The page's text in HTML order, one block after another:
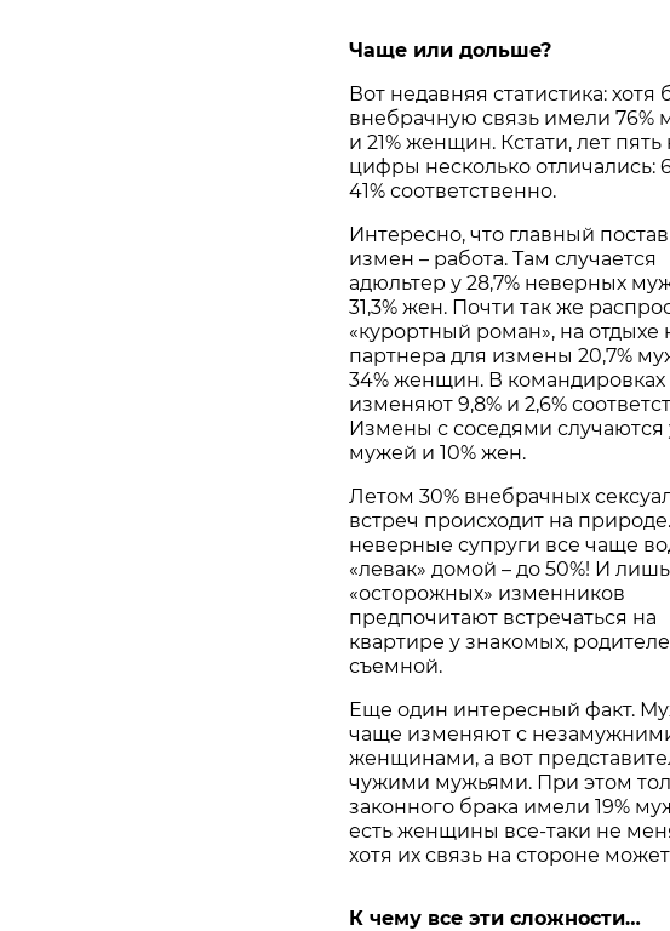
Чаще или дольше?
Вот недавняя статистика: хотя
внебрачную связь имели 76%
и 21% женщин. Кстати, лет пять
цифры несколько отличались:
41% соответственно.
Интересно, что главный
измен – работа. Там случается
адюльтер у 28,7% неверных
31,3% жен. Почти так же
«курортный роман», на отдыхе
партнера для измены 20,7%
34% женщин. В командировках
изменяют 9,8% и 2,6%
Измены с соседями случаются
мужей и 10% жен.
Летом 30% внебрачных
встреч происходит на
неверные супруги все чаще
«левак» домой – до 50%! И
«осторожных» изменников
предпочитают встречаться на
квартире у знакомых,
съемной.
Еще один интересный факт.
чаще изменяют с
женщинами, а вот
чужими мужьями. При этом
законного брака имели 19%
есть женщины все-таки не
хотя их связь на стороне
К чему все эти сложности…